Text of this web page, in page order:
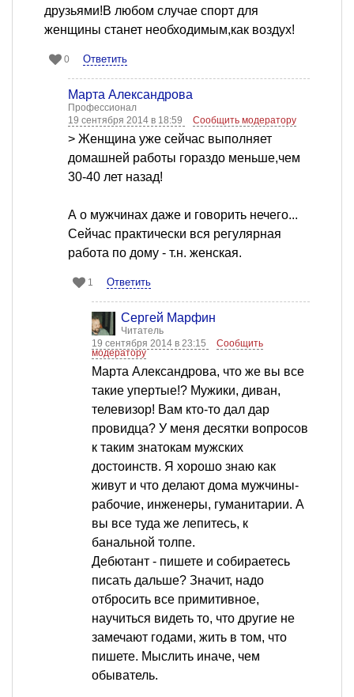
друзьями!В любом случае спорт для
женщины станет необходимым,как воздух!
0 Ответить
Марта Александрова
Профессионал
19 сентября 2014 в 18:59
Сообщить модератору
> Женщина уже сейчас выполняет
домашней работы гораздо меньше,чем
30-40 лет назад!
А о мужчинах даже и говорить нечего...
Сейчас практически вся регулярная
работа по дому - т.н. женская.
1 Ответить
Сергей Марфин
Читатель
19 сентября 2014 в 23:15
Сообщить
модератору
Марта Александрова, что же вы все
такие упертые!? Мужики, диван,
телевизор! Вам кто-то дал дар
провидца? У меня десятки вопросов
к таким знатокам мужских
достоинств. Я хорошо знаю как
живут и что делают дома мужчины-
рабочие, инженеры, гуманитарии. А
вы все туда же лепитесь, к
банальной толпе.
Дебютант - пишете и собираетесь
писать дальше? Значит, надо
отбросить все примитивное,
научиться видеть то, что другие не
замечают годами, жить в том, что
пишете. Мыслить иначе, чем
обыватель.